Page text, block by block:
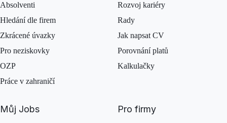
Absolventi
Hledání dle firem
Zkrácené úvazky
Pro neziskovky
OZP
Práce v zahraničí
Rozvoj kariéry
Rady
Jak napsat CV
Porovnání platů
Kalkulačky
Můj Jobs Pro firmy